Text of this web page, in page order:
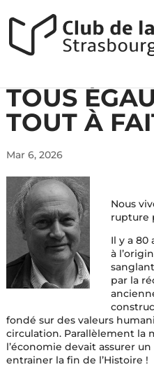
TOUS
TOUT À
Mar 6, 2026
Nous
rupture
Il y a 80
à
par la
fondé sur des valeurs
circulation. Parallèlement la
l’économie devait assurer
entrainer la fin de l’Histoire !